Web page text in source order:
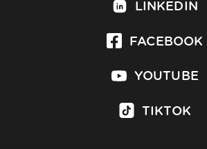
LINKEDIN
FACEBOOK
YOUTUBE
TIKTOK